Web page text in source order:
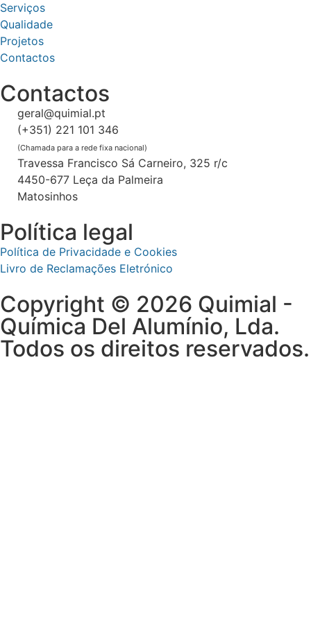
Serviços
Qualidade
Projetos
Contactos
Contactos
geral@quimial.pt
(+351) 221 101 346
(Chamada para a rede fixa nacional)
Travessa Francisco Sá Carneiro, 325 r/c
4450-677 Leça da Palmeira
Matosinhos
Política legal
Política de Privacidade e Cookies
Livro de Reclamações Eletrónico
Copyright © 2026 Quimial -
Química Del Alumínio, Lda.
Todos os direitos reservados.